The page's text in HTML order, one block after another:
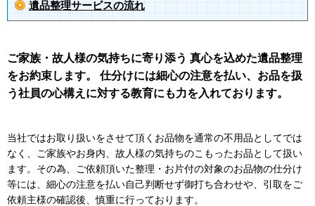
遺品整理サービスの流れ
ご家族・故人様の気持ちに寄り添う 真心を込めた遺品整理
をお約束します。 仕分けには細心の注意を払い、お品を扱
う社員の心構えに対する教育にも力を入れております。
当社ではお取り扱いをさせて頂くお品物を通常の不用品としてでは
なく、ご家族やお身内、故人様の気持ちのこもったお品として扱い
ます。その為、ご依頼頂いた整理・お片付の対象のお品物の仕分け
等には、細心の注意を払い自己判断せず御打ち合わせや、引取をご
依頼主様の確認後、慎重に行っております。